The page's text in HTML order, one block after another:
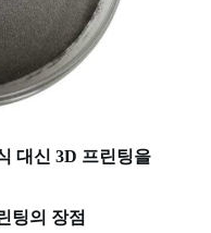
대신 3D 프린팅을
팅의 장점